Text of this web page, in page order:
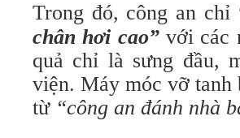
Trong đó, công an chỉ
chân hơi cao”với các
quả chỉ là sưng đầu,
viện. Máy móc vỡ tanh
từ “công an đánh nhà